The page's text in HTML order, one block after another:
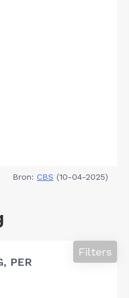
Bron: CBS (10-04-2025)
PER
Filters